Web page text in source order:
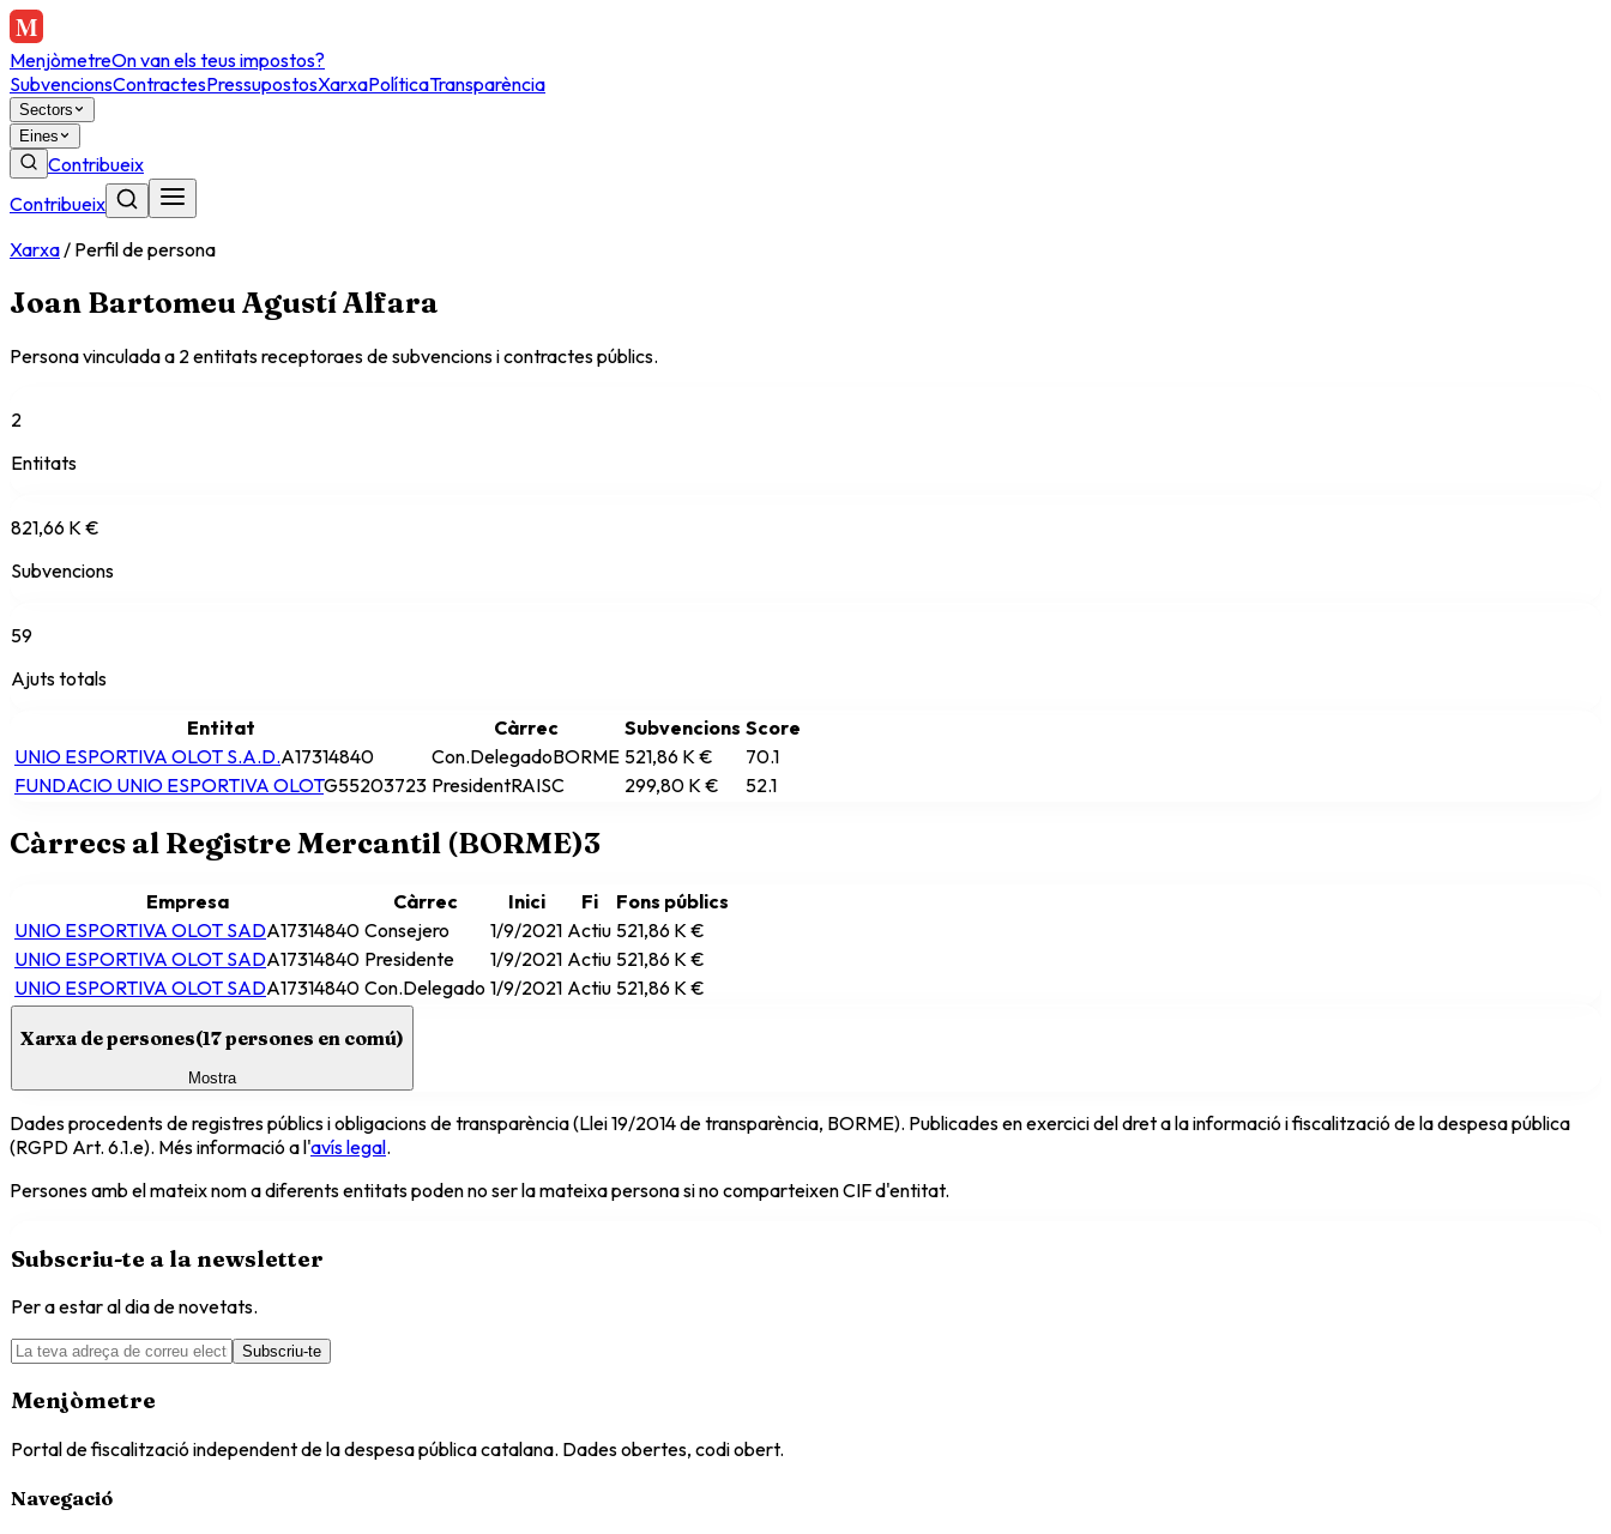
MenjòmetreOn van els teus impostos?
SubvencionsContractesPressupostosXarxaPolíticaTransparència
Sectors
Eines
Contribueix
Contribueix
Xarxa/ Perfil de persona
Joan Bartomeu Agustí Alfara
Persona vinculada a 2 entitatsreceptoraesde subvencions i contractes públics.
2
Entitats
821,66 K €
Subvencions
59
Ajuts totals
Entitat Càrrec Subvencions Score
UNIO ESPORTIVA OLOT S.A.D.A17314840 Con.DelegadoBORME 521,86 K €
70.1
FUNDACIO UNIO ESPORTIVA OLOTG55203723 PresidentRAISC 299,80 K € 52.1
Càrrecs al Registre Mercantil (BORME)3
Empresa Càrrec Inici Fi
Fons públics
UNIO ESPORTIVA OLOT SADA17314840 Consejero 1/9/2021 Actiu 521,86 K €
UNIO ESPORTIVA OLOT SADA17314840 Presidente 1/9/2021 Actiu 521,86 K €
UNIO ESPORTIVA OLOT SADA17314840 Con.Delegado 1/9/2021 Actiu 521,86 K €
Xarxa de persones(17persones en comú)
Mostra
Dades procedents de registres públics i obligacions de transparència (Llei 19/2014 de transparència, BORME). Publicades en exercici del dret a la informació i fiscalització de la despesa pública
(RGPD Art. 6.1.e). Més informació a l'avís legal.
Persones amb el mateix nom a diferents entitats poden no ser la mateixa persona si no comparteixen CIF d'entitat.
Subscriu-te a la newsletter
Per a estar al dia de novetats.
Subscriu-te
Menjòmetre
Portal de fiscalització independent de la despesa pública catalana. Dades obertes, codi obert.
Navegació